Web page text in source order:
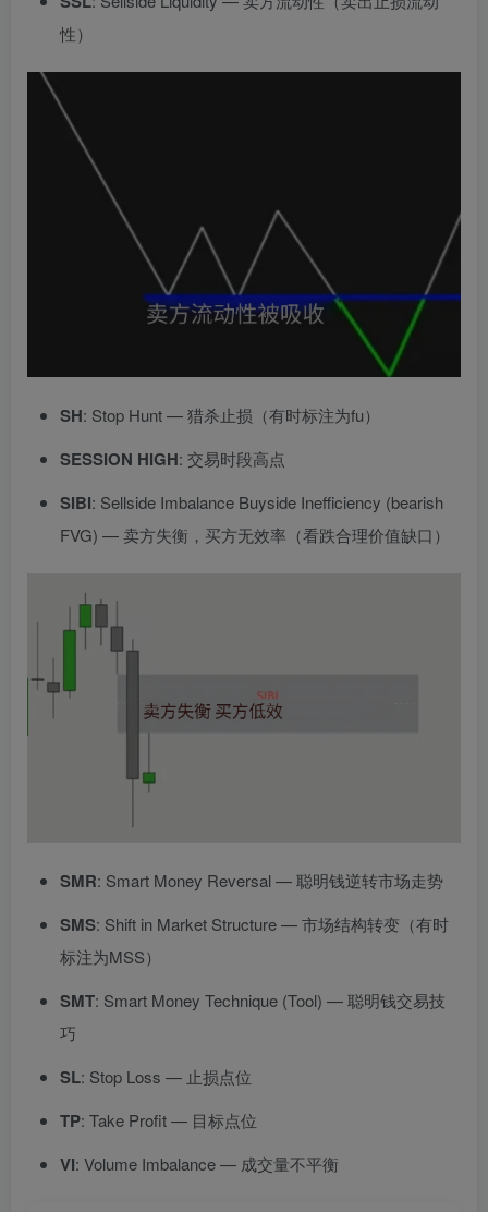
性）
SH: Stop Hunt — 猎杀止损（有时标注为fu）
SESSION HIGH: 交易时段高点
SIBI: Sellside Imbalance Buyside Inefficiency (bearish
FVG) — 卖方失衡，买方无效率（看跌合理价值缺口）
SMR: Smart Money Reversal — 聪明钱逆转市场走势
SMS: Shift in Market Structure — 市场结构转变（有时
标注为MSS）
SMT: Smart Money Technique (Tool) — 聪明钱交易技
巧
SL: Stop Loss — 止损点位
TP: Take Profit — 目标点位
VI: Volume Imbalance — 成交量不平衡